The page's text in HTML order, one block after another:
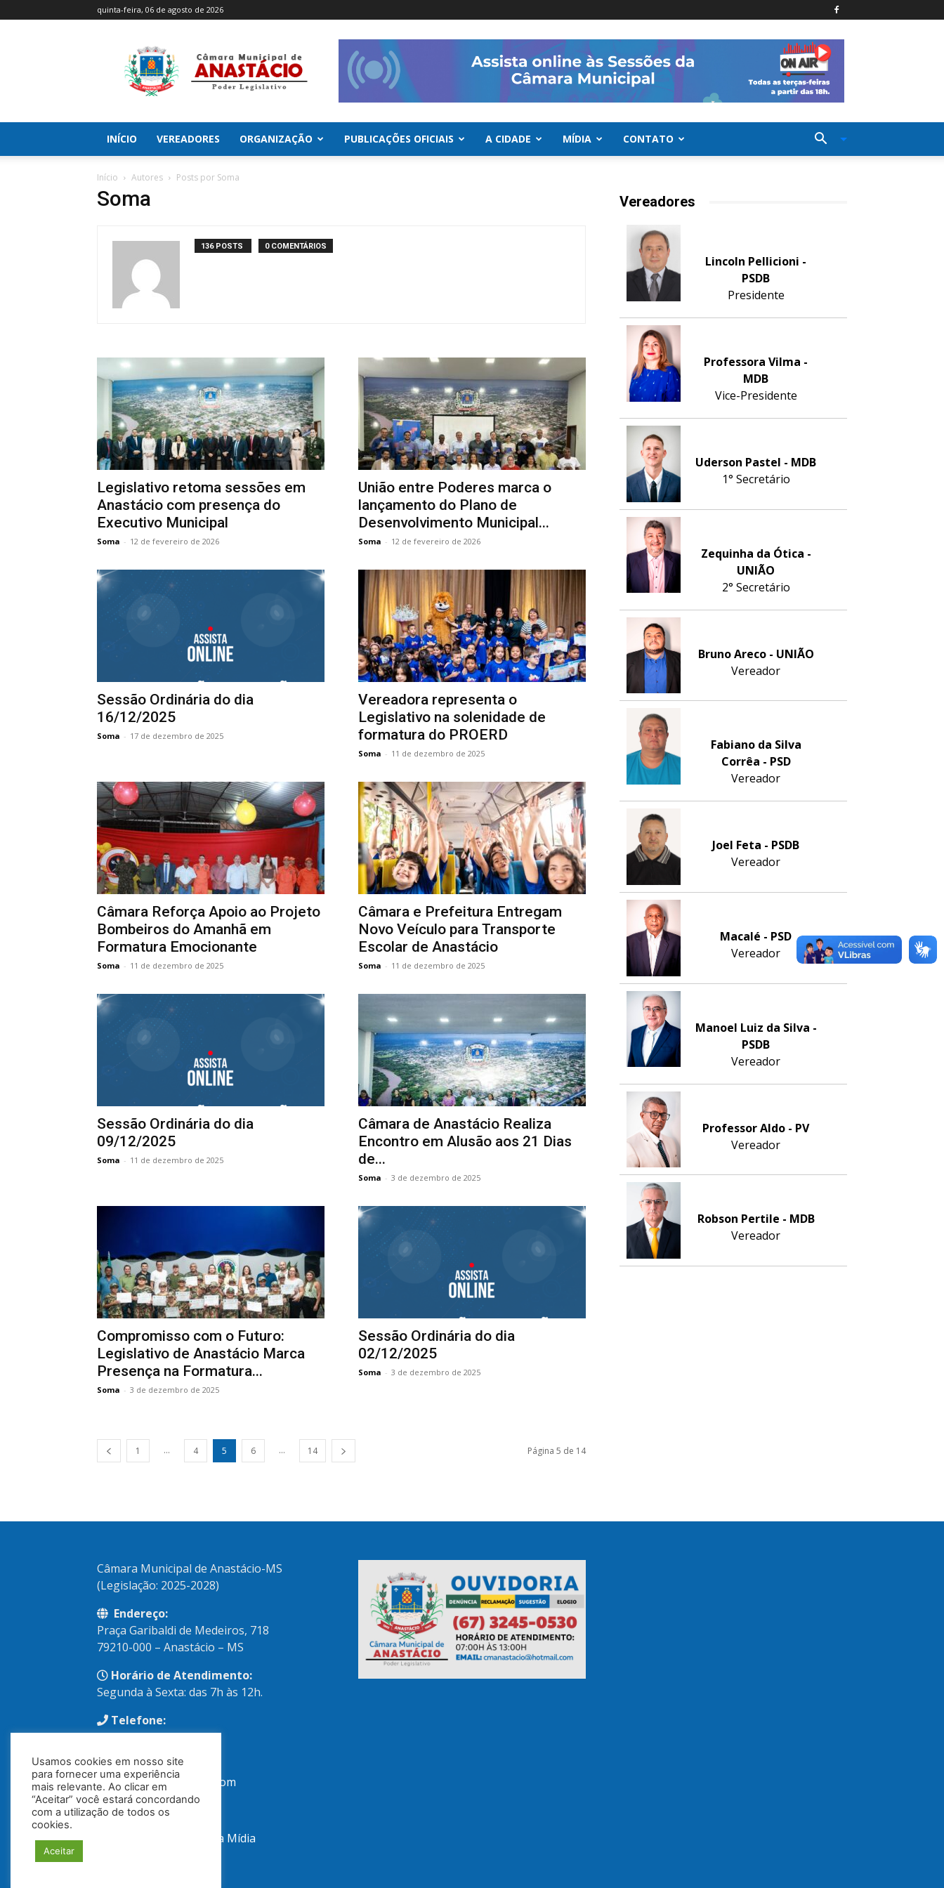
quinta-feira, 06 de agosto de 2026
Municipal
de
INÍCIO VEREADORES ORGANIZAÇÃO PUBLICAÇÕES OFICIAIS A CIDADE MÍDIA CONTATO
Início Autores Posts por Soma
Soma
136 POSTS 0 COMENTÁRIOS
Legislativo retoma sessões em
Anastácio com presença do
Executivo Municipal
Soma - 12 de fevereiro de 2026
União entre Poderes marca o
lançamento do Plano de
Desenvolvimento Municipal...
Soma - 12 de fevereiro de 2026
Sessão Ordinária do dia
16/12/2025
Soma - 17 de dezembro de 2025
Vereadora representa o
Legislativo na solenidade de
formatura do PROERD
Soma - 11 de dezembro de 2025
Câmara Reforça Apoio ao Projeto
Bombeiros do Amanhã em
Formatura Emocionante
Soma - 11 de dezembro de 2025
Câmara e Prefeitura Entregam
Novo Veículo para Transporte
Escolar de Anastácio
Soma - 11 de dezembro de 2025
Sessão Ordinária do dia
09/12/2025
Soma - 11 de dezembro de 2025
Câmara de Anastácio Realiza
Encontro em Alusão aos 21 Dias
de...
Soma - 3 de dezembro de 2025
Compromisso com o Futuro:
Legislativo de Anastácio Marca
Presença na Formatura...
Soma - 3 de dezembro de 2025
Sessão Ordinária do dia
02/12/2025
Soma - 3 de dezembro de 2025
1 ... 4 5 6 ... 14 Página 5 de 14
Vereadores
Lincoln Pellicioni -
PSDB
Presidente
Professora Vilma -
MDB
Vice-Presidente
Uderson Pastel - MDB
1° Secretário
Zequinha da Ótica -
UNIÃO
2° Secretário
Bruno Areco - UNIÃO
Vereador
Fabiano da Silva
Corrêa - PSD
Vereador
Joel Feta - PSDB
Vereador
Macalé - PSD
Vereador
Manoel Luiz da Silva -
PSDB
Vereador
Professor Aldo - PV
Vereador
Robson Pertile - MDB
Vereador
Câmara Municipal de Anastácio-MS
(Legislação: 2025-2028)
Endereço:
Praça Garibaldi de Medeiros, 718
79210-000 – Anastácio – MS
Horário de Atendimento:
Segunda à Sexta: das 7h às 12h.
Telefone:
(67) 3245-0530
E-mail:
cmanastacio@hotmail.com
Política de Privacidade
Soma Mídia
Usamos cookies em nosso site
para fornecer uma experiência
mais relevante. Ao clicar em
“Aceitar” você estará concordando
com a utilização de todos os
cookies.
Aceitar